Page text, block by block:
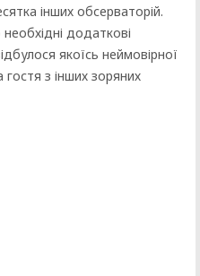
інших обсерваторій.
додаткові
якоїсь неймовірної
з інших зоряних